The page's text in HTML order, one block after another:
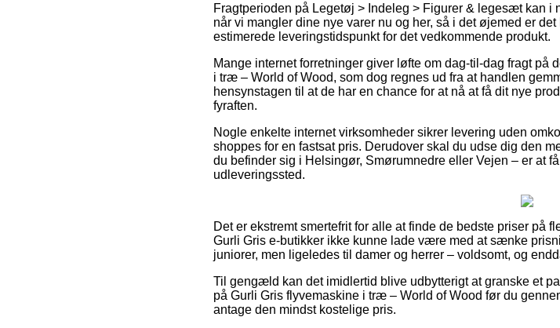
Fragtperioden på Legetøj > Indeleg > Figurer & legesæt
når vi mangler dine nye varer nu og her, så i det øjemed er
estimerede leveringstidspunkt for det vedkommende produkt.
Mange internet forretninger giver løfte om dag-til-dag fragt på
i træ – World of Wood, som dog regnes ud fra at handlen
hensynstagen til at de har en chance for at nå at få dit nye
fyraften.
Nogle enkelte internet virksomheder sikrer levering uden
shoppes for en fastsat pris. Derudover skal du udse dig den
du befinder sig i Helsingør, Smørumnedre eller Vejen – er at
udleveringssted.
Det er ekstremt smertefrit for alle at finde de bedste priser på
Gurli Gris e-butikker ikke kunne lade være med at sænke
juniorer, men ligeledes til damer og herrer – voldsomt, og
Til gengæld kan det imidlertid blive udbytterigt at granske et
på Gurli Gris flyvemaskine i træ – World of Wood før du
antage den mindst kostelige pris.